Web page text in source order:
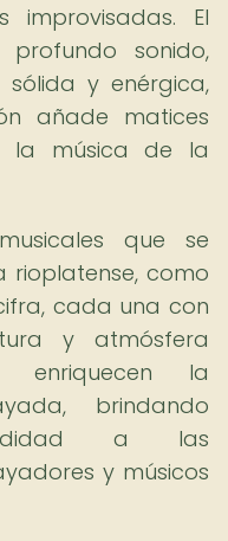
improvisadas. El
sonido,
y enérgica,
añade matices
la música de la
que se
como
cada una con
y atmósfera
enriquecen la
brindando
a las
y músicos